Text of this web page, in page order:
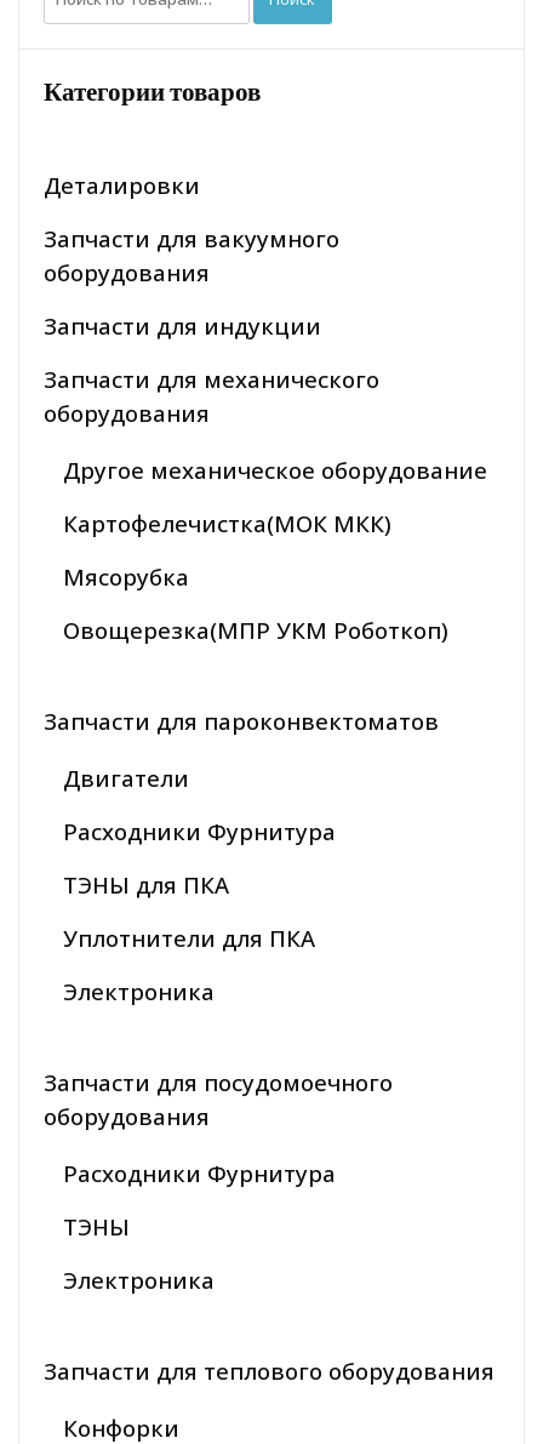
Категории товаров
Деталировки
Запчасти для вакуумного
оборудования
Запчасти для индукции
Запчасти для механического
оборудования
Другое механическое оборудование
Картофелечистка(МОК МКК)
Мясорубка
Овощерезка(МПР УКМ Роботкоп)
Запчасти для пароконвектоматов
Двигатели
Расходники Фурнитура
ТЭНЫ для ПКА
Уплотнители для ПКА
Электроника
Запчасти для посудомоечного
оборудования
Расходники Фурнитура
ТЭНЫ
Электроника
Запчасти для теплового оборудования
Конфорки